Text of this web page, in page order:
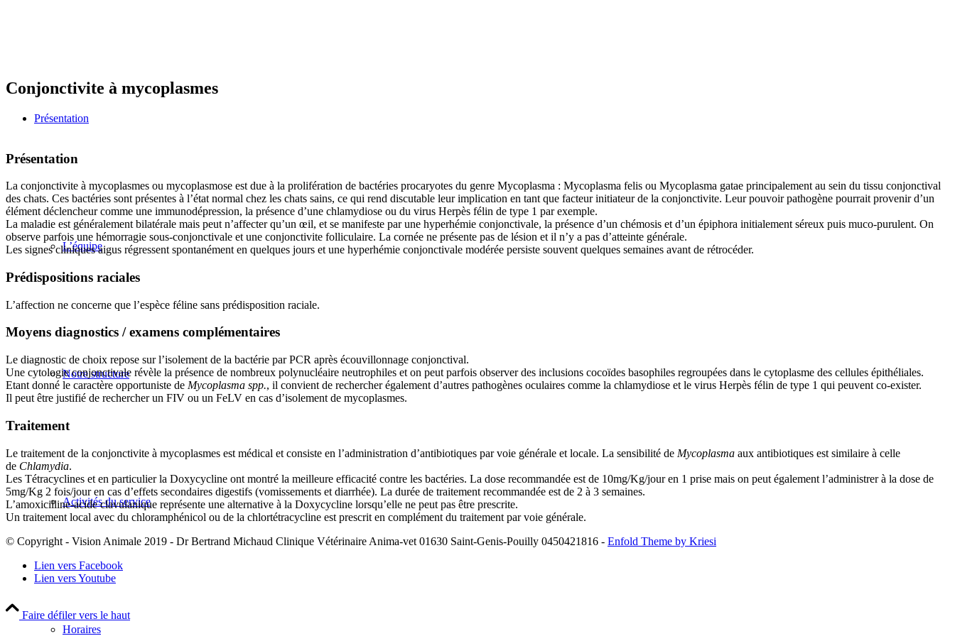
Présentation
L’équipe
Notre structure
Activités du service
Horaires
Conjonctivite à mycoplasmes
Présentation
La conjonctivite à mycoplasmes ou mycoplasmose est due à la prolifération de bactéries procaryotes du genre Mycoplasma : Mycoplasma felis ou Mycoplasma gatae principalement au sein du tissu conjonctival
des chats. Ces bactéries sont présentes à l’état normal chez les chats sains, ce qui rend discutable leur implication en tant que facteur initiateur de la conjonctivite. Leur pouvoir pathogène pourrait provenir d’un
élément déclencheur comme une immunodépression, la présence d’une chlamydiose ou du virus Herpès félin de type 1 par exemple.
La maladie est généralement bilatérale mais peut n’affecter qu’un œil, et se manifeste par une hyperhémie conjonctivale, la présence d’un chémosis et d’un épiphora initialement séreux puis muco-purulent. On
observe parfois une hémorragie sous-conjonctivale et une conjonctivite folliculaire. La cornée ne présente pas de lésion et il n’y a pas d’atteinte générale.
Les signes cliniques aigus régressent spontanément en quelques jours et une hyperhémie conjonctivale modérée persiste souvent quelques semaines avant de rétrocéder.
Prédispositions raciales
L’affection ne concerne que l’espèce féline sans prédisposition raciale.
Moyens diagnostics / examens complémentaires
Le diagnostic de choix repose sur l’isolement de la bactérie par PCR après écouvillonnage conjonctival.
Une cytologie conjonctivale révèle la présence de nombreux polynucléaire neutrophiles et on peut parfois observer des inclusions cocoïdes basophiles regroupées dans le cytoplasme des cellules épithéliales.
Etant donné le caractère opportuniste de Mycoplasma spp., il convient de rechercher également d’autres pathogènes oculaires comme la chlamydiose et le virus Herpès félin de type 1 qui peuvent co-exister.
Il peut être justifié de rechercher un FIV ou un FeLV en cas d’isolement de mycoplasmes.
Traitement
Le traitement de la conjonctivite à mycoplasmes est médical et consiste en l’administration d’antibiotiques par voie générale et locale. La sensibilité de Mycoplasma aux antibiotiques est similaire à celle
de Chlamydia.
Les Tétracyclines et en particulier la Doxycycline ont montré la meilleure efficacité contre les bactéries. La dose recommandée est de 10mg/Kg/jour en 1 prise mais on peut également l’administrer à la dose de
5mg/Kg 2 fois/jour en cas d’effets secondaires digestifs (vomissements et diarrhée). La durée de traitement recommandée est de 2 à 3 semaines.
L’amoxicilline-acide clavulanique représente une alternative à la Doxycycline lorsqu’elle ne peut pas être prescrite.
Un traitement local avec du chloramphénicol ou de la chlortétracycline est prescrit en complément du traitement par voie générale.
© Copyright - Vision Animale 2019 - Dr Bertrand Michaud Clinique Vétérinaire Anima-vet 01630 Saint-Genis-Pouilly 0450421816 - Enfold Theme by Kriesi
Lien vers Facebook
Lien vers Youtube
Faire défiler vers le haut